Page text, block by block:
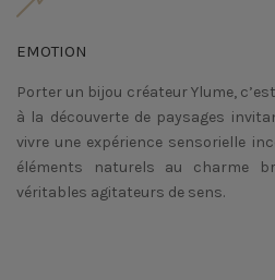
EMOTION
Porter un bijou créateur Ylume,
à la découverte de paysages
vivre une expérience sensorielle
éléments naturels au charme
véritables agitateurs de sens.